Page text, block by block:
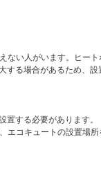
い人がいます。ヒー
る場合があるため、
する必要があります
エコキュートの設置場